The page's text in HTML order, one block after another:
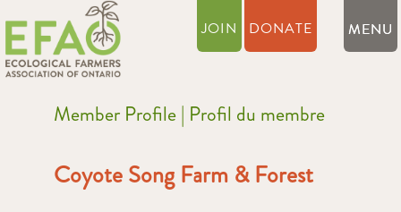
JOIN DONATE
Member Profile | Profil du membre
Coyote Song Farm & Forest